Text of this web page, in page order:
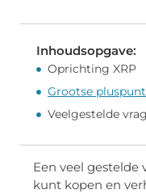
Inhoudsopgave:
Oprichting XRP
Grootse pluspunt
Veelgestelde
Een veel gestelde
kunt kopen en